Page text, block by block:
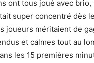
ont tous joué avec
super concentré dès
joueurs méritaient de
et calmes tout au
les 15 premières